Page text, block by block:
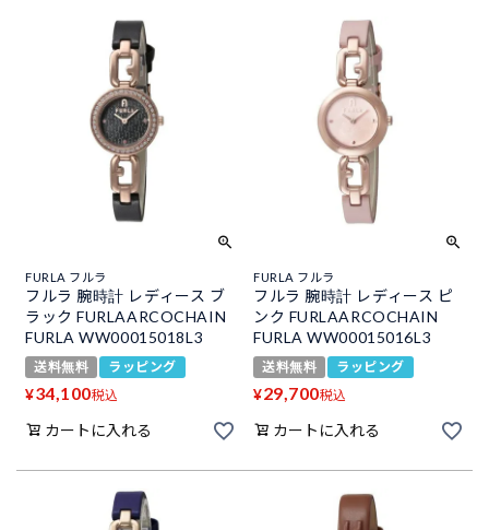
FURLA フルラ
フルラ 腕時計 レディース ブ
ラック FURLAARCOCHAIN
FURLA WW00015018L3
送料無料 ラッピング
¥34,100税込
カートに入れる
FURLA フルラ
フルラ 腕時計 レディース ピ
ンク FURLAARCOCHAIN
FURLA WW00015016L3
送料無料 ラッピング
¥29,700税込
カートに入れる